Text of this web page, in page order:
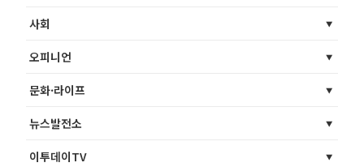
사회
오피니언
문화·라이프
뉴스발전소
이투데이TV